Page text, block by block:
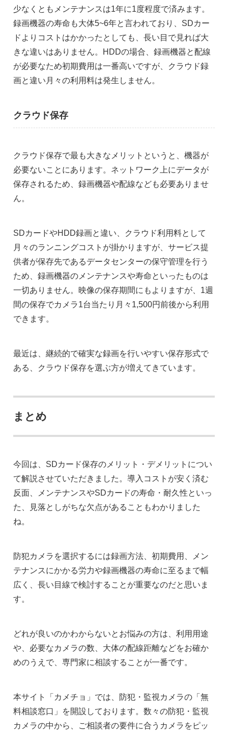
少なくともメンテナンスは1年に1度程度で済みます。
録画機器の寿命も大体5~6年と言われており、SDカー
ドよりコストはかかったとしても、長い目で見れば大
きな違いはありません。HDDの場合、録画機器と配線
が必要なため初期費用は一番高いですが、クラウド録
画と違い月々の利用料は発生しません。
クラウド保存
クラウド保存で最も大きなメリットというと、機器が
必要ないことにあります。ネットワーク上にデータが
保存されるため、録画機器や配線なども必要ありませ
ん。
SDカードやHDD録画と違い、クラウド利用料として
月々のランニングコストが掛かりますが、サービス提
供者が保存先であるデータセンターの保守管理を行う
ため、録画機器のメンテナンスや寿命といったものは
一切ありません。映像の保存期間にもよりますが、1週
間の保存でカメラ1台当たり月々1,500円前後から利用
できます。
最近は、継続的で確実な録画を行いやすい保存形式で
ある、クラウド保存を選ぶ方が増えてきています。
まとめ
今回は、SDカード保存のメリット・デメリットについ
て解説させていただきました。導入コストが安く済む
反面、メンテナンスやSDカードの寿命・耐久性といっ
た、見落としがちな欠点があることもわかりました
ね。
防犯カメラを選択するには録画方法、初期費用、メン
テナンスにかかる労力や録画機器の寿命に至るまで幅
広く、長い目線で検討することが重要なのだと思いま
す。
どれが良いのかわからないとお悩みの方は、利用用途
や、必要なカメラの数、大体の配線距離などをお確か
めのうえで、専門家に相談することが一番です。
本サイト「カメチョ」では、防犯・監視カメラの「無
料相談窓口」を開設しております。数々の防犯・監視
カメラの中から、ご相談者の要件に合うカメラをピッ